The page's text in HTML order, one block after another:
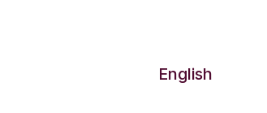
English